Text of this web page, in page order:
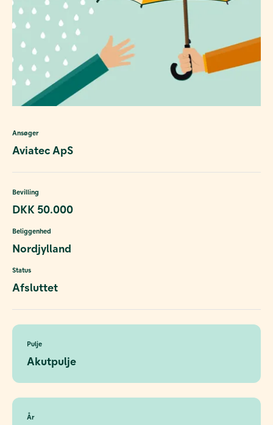
Ansøger
Aviatec ApS
Bevilling
DKK 50.000
Beliggenhed
Nordjylland
Status
Afsluttet
Pulje
Akutpulje
År